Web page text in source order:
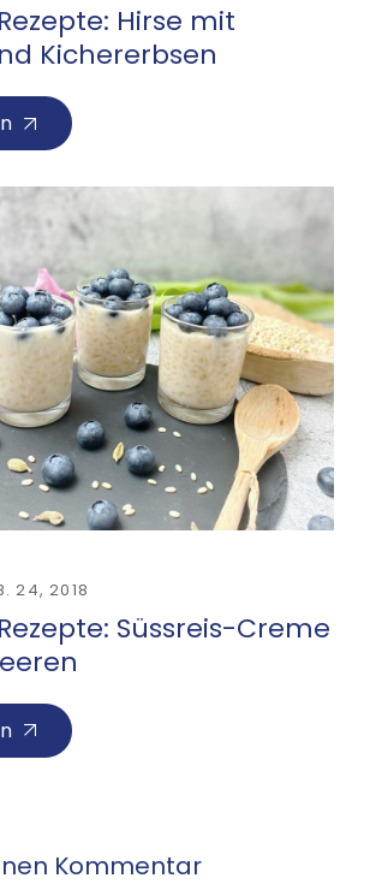
Hirse mit
Kichererbsen
24, 2018
Süssreis-Creme
Kommentar